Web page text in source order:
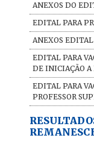
ANEXOS DO
EDITAL PARA
ANEXOS
EDITAL PARA
DE INICIAÇÃO
EDITAL PARA
PROFESSOR